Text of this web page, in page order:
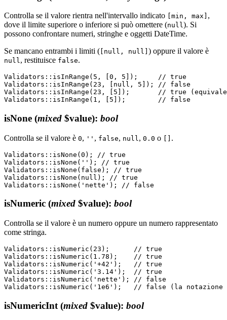
Controlla se il valore rientra nell'intervallo indicato [min, max] ,
dove il limite superiore o inferiore si può omettere (null). Si
possono confrontare numeri, stringhe e oggetti DateTime.
Se mancano entrambi i limiti ( [null, null] ) oppure il valore è
null, restituisce false.
Validators::isInRange(5, [0, 5]);     // true
Validators::isInRange(23, [null, 5]); // false
Validators::isInRange(23, [5]);       // true
isNone (mixed $value): bool
Controlla se il valore è 0, '' , false, null , 0.0 o [] .
Validators::isNone(0); // true
Validators::isNone(''); // true
Validators::isNone(false); // true
Validators::isNone(null); // true
isNumeric (mixed $value): bool
Controlla se il valore è un numero oppure un numero rappresentato
come stringa.
Validators::isNumeric(23);      // true
Validators::isNumeric(1.78);    // true
Validators::isNumeric('+42');   // true
Validators::isNumeric('3.14');  // true
Validators::isNumeric('nette'); // false
isNumericInt (mixed $value): bool